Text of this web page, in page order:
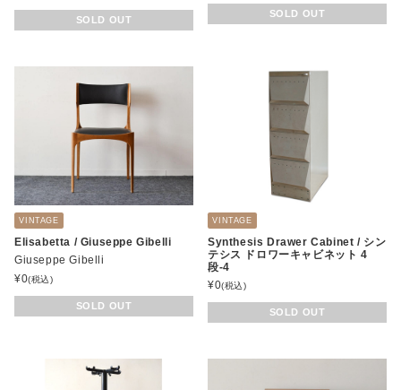
SOLD OUT
SOLD OUT
VINTAGE
Elisabetta / Giuseppe Gibelli
Giuseppe Gibelli
¥0(税込)
SOLD OUT
VINTAGE
Synthesis Drawer Cabinet / シン
テシス ドロワーキャビネット 4
段-4
¥0(税込)
SOLD OUT